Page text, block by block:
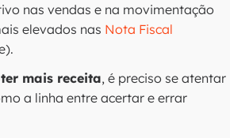
nas vendas e na movimentação
elevados nas Nota Fiscal
mais receita, é preciso se atentar
a linha entre acertar e errar